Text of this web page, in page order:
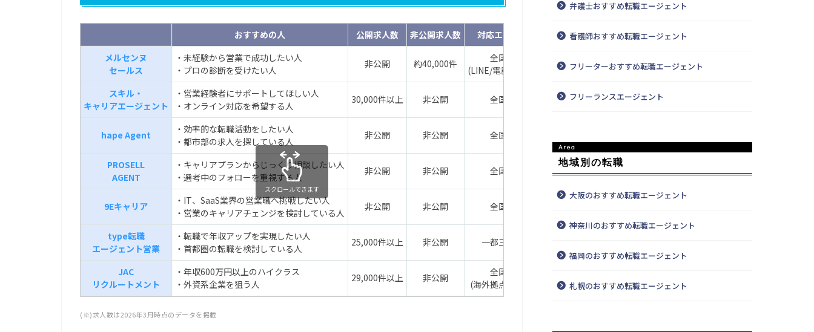
おすすめの人 公開求人数 非公開求人数 対応エリア
特徴
メルセンヌ
セールス
・未経験から営業で成功したい人
・プロの診断を受けたい人
非公開 約40,000件
全国
(LINE/電話対応)
・独自のスキル診断で強みを分析
スキル・
キャリアエージェント
・営業経験者にサポートしてほしい人
・オンライン対応を希望する人
30,000件以上 非公開 全国
・営業スキルの「見える化」に特化
hape Agent
・効率的な転職活動をしたい人
・都市部の求人を探している人
非公開 非公開 全国
・スピード感ある支援
PROSELL
AGENT
・キャリアプランからじっくり相談したい人
・選考中のフォローを重視する人
非公開 非公開 全国
・営業支援会社の知見
・データに基づくマッチング
9Eキャリア
・IT、SaaS業界の営業職へ挑戦したい人
・営業のキャリアチェンジを検討している人
非公開 非公開 全国
・カスタマーサクセス等の成長領域に特化
type転職
エージェント営業
・転職で年収アップを実現したい人
・首都圏の転職を検討している人
25,000件以上 非公開 一都三県
・年収アップ実績が豊富
JAC
リクルートメント
・年収600万円以上のハイクラス
・外資系企業を狙う人
29,000件以上 非公開
全国
(海外拠点あり)
・ハイクラスに強い
スクロールできます
(※)求人数は2026年3月時点のデータを掲載
弁護士おすすめ転職エージェント
看護師おすすめ転職エージェント
フリーターおすすめ転職エージェント
フリーランスエージェント
地域別の転職
大阪のおすすめ転職エージェント
神奈川のおすすめ転職エージェント
福岡のおすすめ転職エージェント
札幌のおすすめ転職エージェント